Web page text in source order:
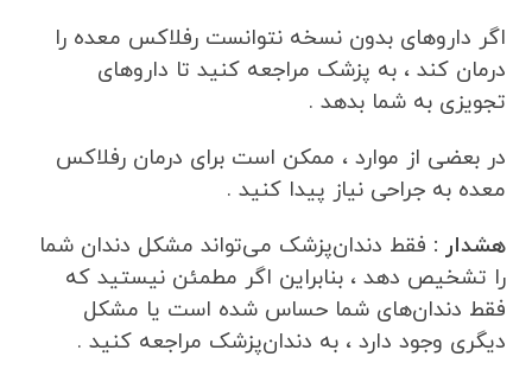
اگر داروهای بدون نسخه نتوانست رفلاکس معده را
درمان کند ، به پزشک مراجعه کنید تا داروهای
تجویزی به شما بدهد .
در بعضی از موارد ، ممکن است برای درمان رفلاکس
معده به جراحی نیاز پیدا کنید .
هشدار : فقط دندان‌پزشک می‌تواند مشکل دندان شما
را تشخیص دهد ، بنابراین اگر مطمئن نیستید که
فقط دندان‌های شما حساس شده است یا مشکل
دیگری وجود دارد ، به دندان‌پزشک مراجعه کنید .